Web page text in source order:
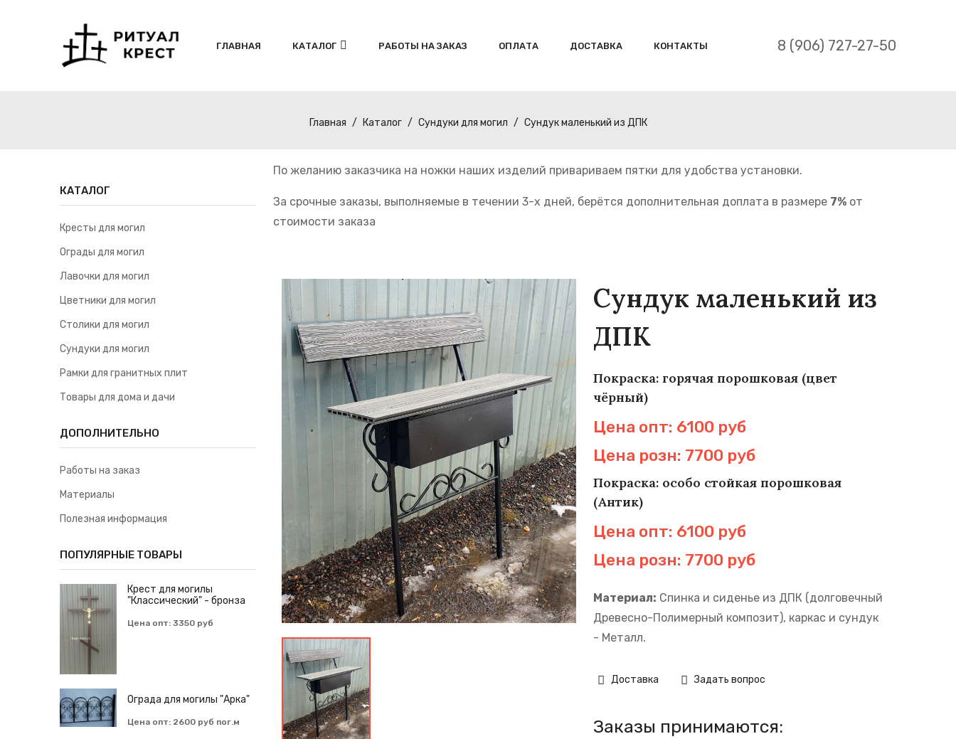
ГЛАВНАЯ КАТАЛОГ РАБОТЫ НА ЗАКАЗ ОПЛАТА ДОСТАВКА КОНТАКТЫ 8 (906) 727-27-50
Главная Каталог Сундуки для могил Сундук маленький из ДПК
По желанию заказчика на ножки наших изделий привариваем пятки для удобства установки.
За срочные заказы, выполняемые в течении 3-х дней, берётся дополнительная доплата в размере 7% от
стоимости заказа
Сундук маленький из
ДПК
Покраска: горячая порошковая (цвет
чёрный)
Цена опт: 6100 руб
Цена розн: 7700 руб
Покраска: особо стойкая порошковая
(Антик)
Цена опт: 6100 руб
Цена розн: 7700 руб
Материал: Спинка и сиденье из ДПК (долговечный
Древесно-Полимерный композит), каркас и сундук
- Металл.
Доставка Задать вопрос
Заказы принимаются:
КАТАЛОГ
Кресты для могил
Ограды для могил
Лавочки для могил
Цветники для могил
Столики для могил
Сундуки для могил
Рамки для гранитных плит
Товары для дома и дачи
ДОПОЛНИТЕЛЬНО
Работы на заказ
Материалы
Полезная информация
ПОПУЛЯРНЫЕ ТОВАРЫ
Крест для могилы
"Классический" - бронза
Цена опт: 3350 руб
Ограда для могилы "Арка"
Цена опт: 2600 руб пог.м